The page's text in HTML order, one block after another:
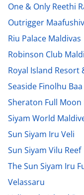
One & Only Reethi
Outrigger
Riu Palace Maldivas
Robinson Club
Royal Island Resort
Seaside Finolhu
Sheraton Full Moon
Siyam World
Sun Siyam Iru Veli
Sun Siyam Vilu Reef
The Sun Siyam Iru
Velassaru